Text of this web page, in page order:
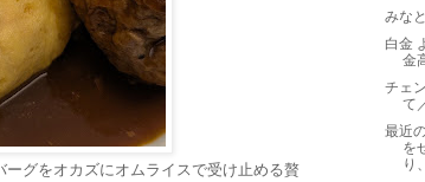
グをオカズにオムライスで受け止める贅
みな
白金
金
チェ
て
最近
を
り